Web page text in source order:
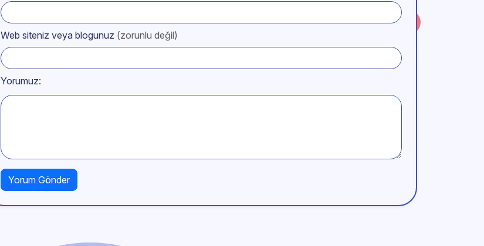
Web siteniz veya blogunuz (zorunlu değil)
Yorumuz: